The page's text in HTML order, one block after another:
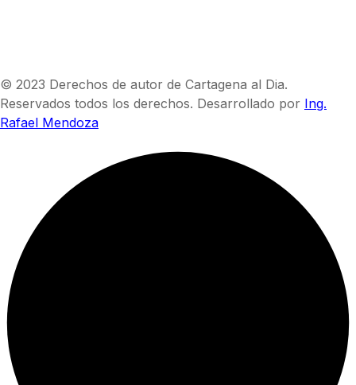
© 2023 Derechos de autor de Cartagena al Dia.
Reservados todos los derechos. Desarrollado por Ing.
Rafael Mendoza